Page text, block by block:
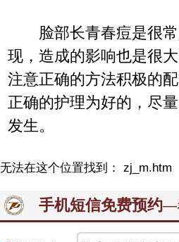
脸部长青春痘是很常
现，造成的影响也是很
注意正确的方法积极的
正确的护理为好的，尽
发生。
无法在这个位置找到： zj_m.htm
手机短信免费预约—